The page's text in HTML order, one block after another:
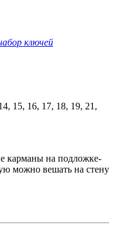
ключей
15, 16, 17, 18, 19, 21,
карманы на подложке-
можно вешать на стену